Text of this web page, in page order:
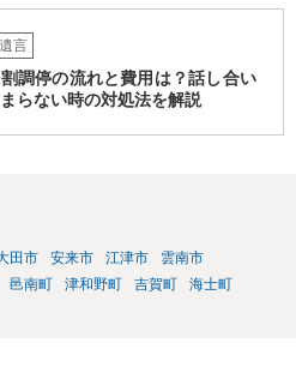
言
調停の流れと費用は？話し合い
らない時の対処法を解説
田市 安来市 江津市
雲南市
邑南町 津和野町 吉賀町
海士町